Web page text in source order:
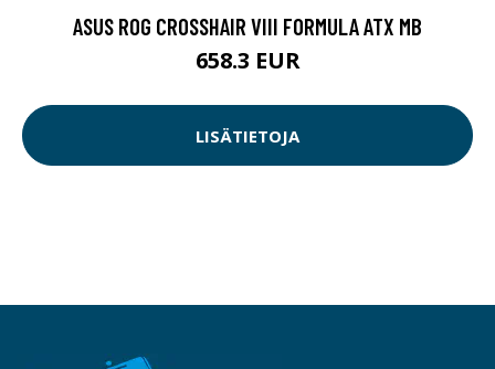
ASUS ROG CROSSHAIR VIII FORMULA ATX MB
658.3 EUR
LISÄTIETOJA